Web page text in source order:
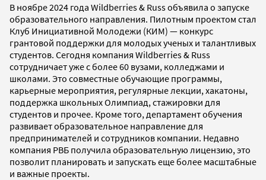
В ноябре 2024 года Wildberries & Russ объявила о запуске
образовательного направления. Пилотным проектом стал
Клуб Инициативной Молодежи (КИМ) — конкурс
грантовой поддержки для молодых ученых и талантливых
студентов. Сегодня компания Wildberries & Russ
сотрудничает уже с более 60 вузами, колледжами и
школами. Это совместные обучающие программы,
карьерные мероприятия, регулярные лекции, хакатоны,
поддержка школьных Олимпиад, стажировки для
студентов и прочее. Кроме того, департамент обучения
развивает образовательное направление для
предпринимателей и сотрудников компании. Недавно
компания РВБ получила образовательную лицензию, это
позволит планировать и запускать еще более масштабные
и важные проекты.